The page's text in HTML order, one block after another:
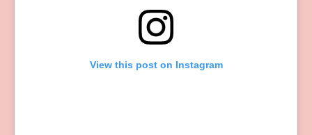
View this post on Instagram